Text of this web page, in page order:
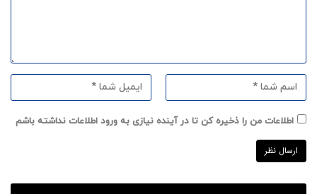
اطلاعات من را ذخیره کن تا در آینده نیازی به ورود اطلاعات نداشته باشم